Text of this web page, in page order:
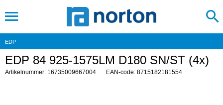
EDP
EDP 84 925-1575LM D180 SN/ST (4x)
Artikelnummer: 16735009667004 EAN-code: 8715182181554